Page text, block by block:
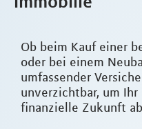
Ob beim Kauf einer
oder bei einem
umfassender
unverzichtbar, um
finanzielle Zukunft